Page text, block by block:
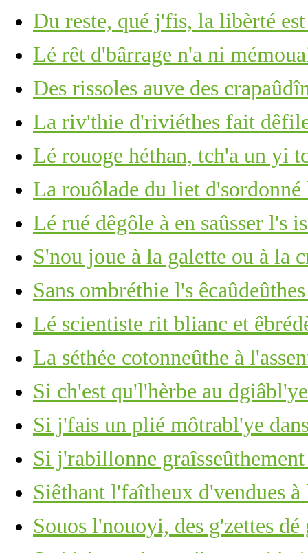
Du reste, qué j'fis, la libèrté
Lé rêt d'bârrage n'a ni
Des rissoles auve des
La riv'thie d'riviéthes fait
Lé rouoge héthan, tch'a un yi
La rouôlade du liet d'sordonné
Lé rué dêgôle à en saûsser l's
S'nou joue à la galette ou à la
Sans ombréthie l's
Lé scientiste rit blianc et
La séthée cotonneûthe à
Si ch'est qu'l'hèrbe au
Si j'fais un plié môtrabl'ye
Si j'rabillonne
Siêthant l'faîtheux d'vendues
Souos l'nouoyi, des g'zettes